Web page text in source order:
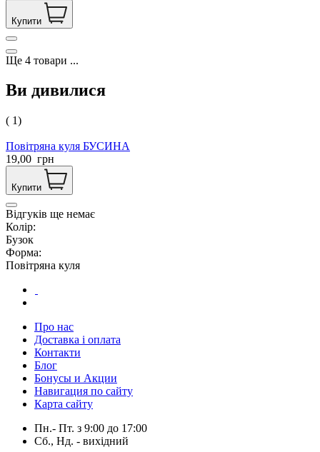
Купити
Ще 4 товари ...
Ви дивилися
( 1)
Повітряна куля БУСИНА
19,00 грн
Купити
Відгуків ще немає
Колір:
Бузок
Форма:
Повітряна куля
Про нас
Доставка і оплата
Контакти
Блог
Бонусы и Акции
Навигация по сайту
Карта сайту
Пн.- Пт. з 9:00 до 17:00
Сб., Нд. - вихідний